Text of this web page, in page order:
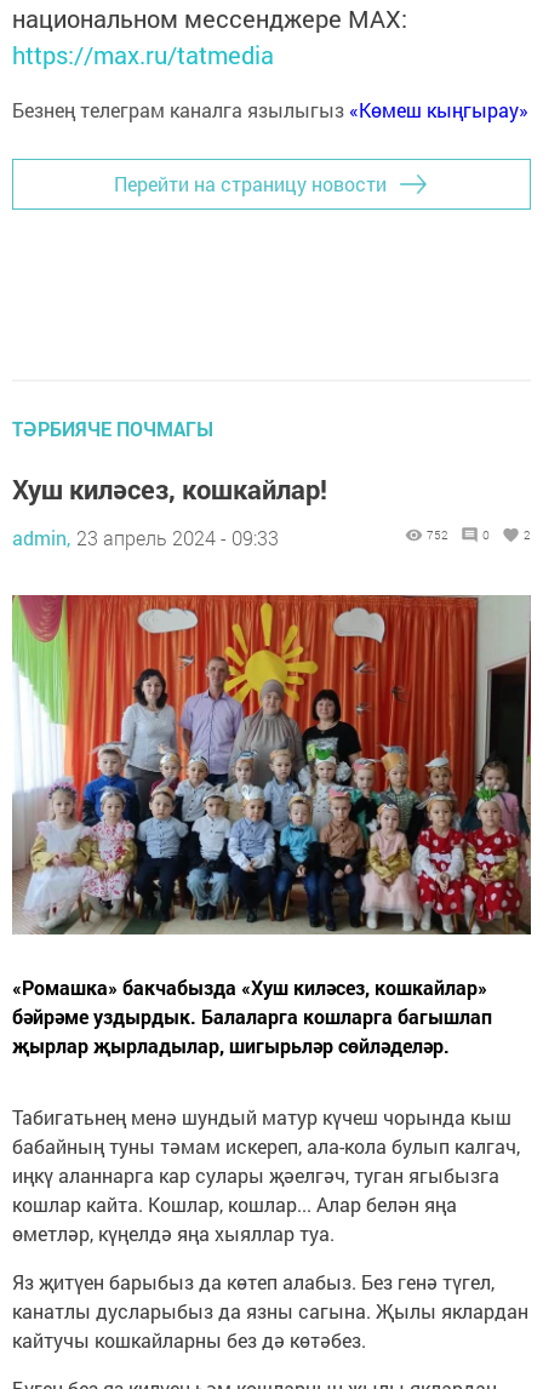
национальном мессенджере MАХ:
https://max.ru/tatmedia
Безнең телеграм каналга язылыгыз «Көмеш кыңгырау»
Перейти на страницу новости
ТӘРБИЯЧЕ ПОЧМАГЫ
Хуш киләсез, кошкайлар!
admin, 23 апрель 2024 - 09:33 752 0 2
«Ромашка» бакчабызда «Хуш киләсез, кошкайлар»
бәйрәме уздырдык. Балаларга кошларга багышлап
җырлар җырладылар, шигырьләр сөйләделәр.
Табигатьнең менә шундый матур күчеш чорында кыш
бабайның туны тәмам искереп, ала-кола булып калгач,
иңкү аланнарга кар сулары җәелгәч, туган ягыбызга
кошлар кайта. Кошлар, кошлар... Алар белән яңа
өметләр, күңелдә яңа хыяллар туа.
Яз җитүен барыбыз да көтеп алабыз. Без генә түгел,
канатлы дусларыбыз да язны сагына. Җылы яклардан
кайтучы кошкайларны без дә көтәбез.